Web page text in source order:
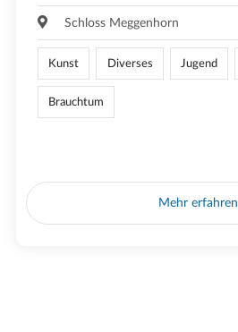
Schloss Meggenhorn
Kunst Diverses Jugend
Brauchtum
Mehr erfahren